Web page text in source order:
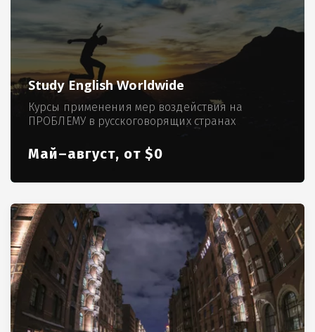
Study English Worldwide
Курсы применения мер воздействия на
ПРОБЛЕМУ в русскоговорящих странах
Май–август, от $0